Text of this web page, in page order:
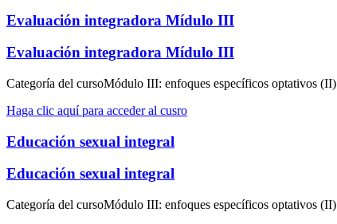
Evaluación integradora Mídulo III
Evaluación integradora Mídulo III
Categoría del cursoMódulo III: enfoques específicos optativos (II)
Haga clic aquí para acceder al cusro
Educación sexual integral
Educación sexual integral
Categoría del cursoMódulo III: enfoques específicos optativos (II)